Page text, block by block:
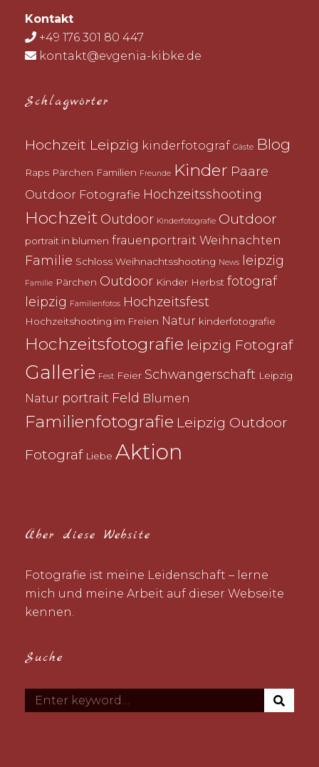
Kontakt
+49 176 301 80 447
kontakt@evgenia-kibke.de
Schlagwörter
Hochzeit Leipzig kinderfotograf Gäste Blog
Raps Pärchen Familien Freunde Kinder Paare
Outdoor Fotografie Hochzeitsshooting
Hochzeit Outdoor Kinderfotografie Outdoor
portrait in blumen frauenportrait Weihnachten
Familie Schloss Weihnachtsshooting News leipzig
Familie Pärchen Outdoor Kinder Herbst fotograf
leipzig Familienfotos Hochzeitsfest
Hochzeitshooting im Freien Natur kinderfotografie
Hochzeitsfotografie leipzig Fotograf
Gallerie Fest Feier Schwangerschaft Leipzig
Natur portrait Feld Blumen
Familienfotografie Leipzig Outdoor
Fotograf Liebe Aktion
Über diese Website
Fotografie ist meine Leidenschaft – lerne
mich und meine Arbeit auf dieser Webseite
kennen.
Suche
Search
for:
E